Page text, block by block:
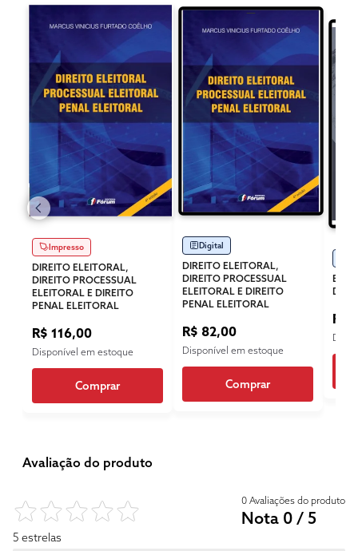
Impresso
DIREITO ELEITORAL,
DIREITO PROCESSUAL
ELEITORAL E DIREITO
PENAL ELEITORAL
R$ 116,00
Disponível em estoque
Comprar
Digital
DIREITO ELEITORAL,
DIREITO PROCESSUAL
ELEITORAL E DIREITO
PENAL ELEITORAL
R$ 82,00
Disponível em estoque
Comprar
R$
Avaliação do produto
0 Avaliações do produto
Nota 0 / 5
5 estrelas